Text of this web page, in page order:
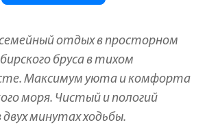
отдых в просторном
бруса в тихом
Максимум уюта и комфорта
моря. Чистый и пологий
минутах ходьбы.